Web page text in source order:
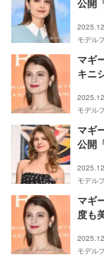
モデル
マギ
キニ
モデル
マギ
公開
モデル
マギ
度も
モデル